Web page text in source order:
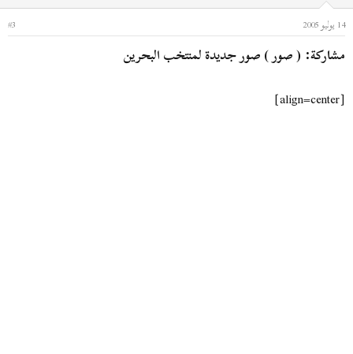
14 يوليو 2005 #3
مشاركة: ( صور ) صور جديدة لمنتخب البحرين
[align=center]